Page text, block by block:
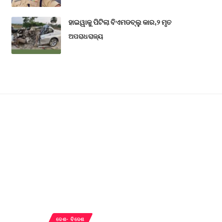
ହାଇୱାକୁ ପିଟିଲା ବିଏମଡବ୍ଲୁ କାର,୨ ମୃତ
ଅପରାଧରାଜ୍ୟ
ଦେଶ- ବିଦେଶ